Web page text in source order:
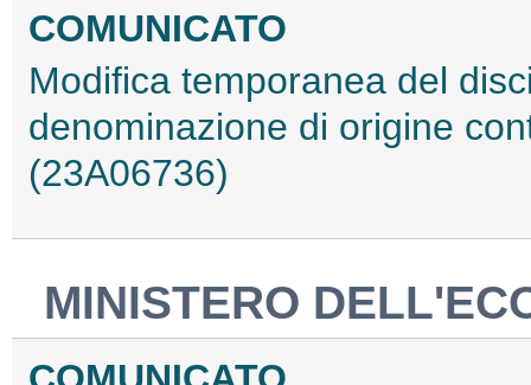
COMUNICATO
Modifica temporanea del
denominazione di origine
(23A06736)
MINISTERO